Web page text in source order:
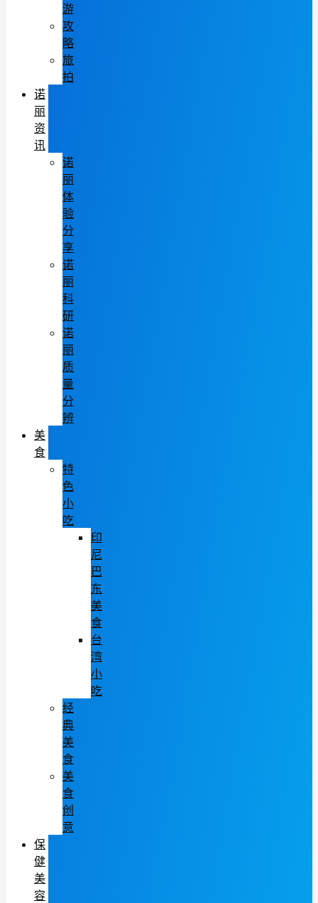
游
攻
略
旅
拍
诺
丽
资
讯
诺
丽
体
验
分
享
诺
丽
科
研
诺
丽
质
量
分
辨
美
食
特
色
小
吃
印
尼
巴
东
美
食
台
湾
小
吃
经
典
美
食
美
食
创
意
保
健
美
容